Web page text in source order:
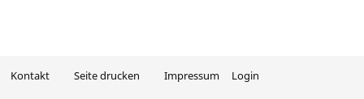
Kontakt Seite drucken Impressum Login